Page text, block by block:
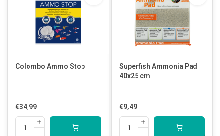
Colombo Ammo Stop
€34,99
Superfish Ammonia Pad
40x25 cm
€9,49